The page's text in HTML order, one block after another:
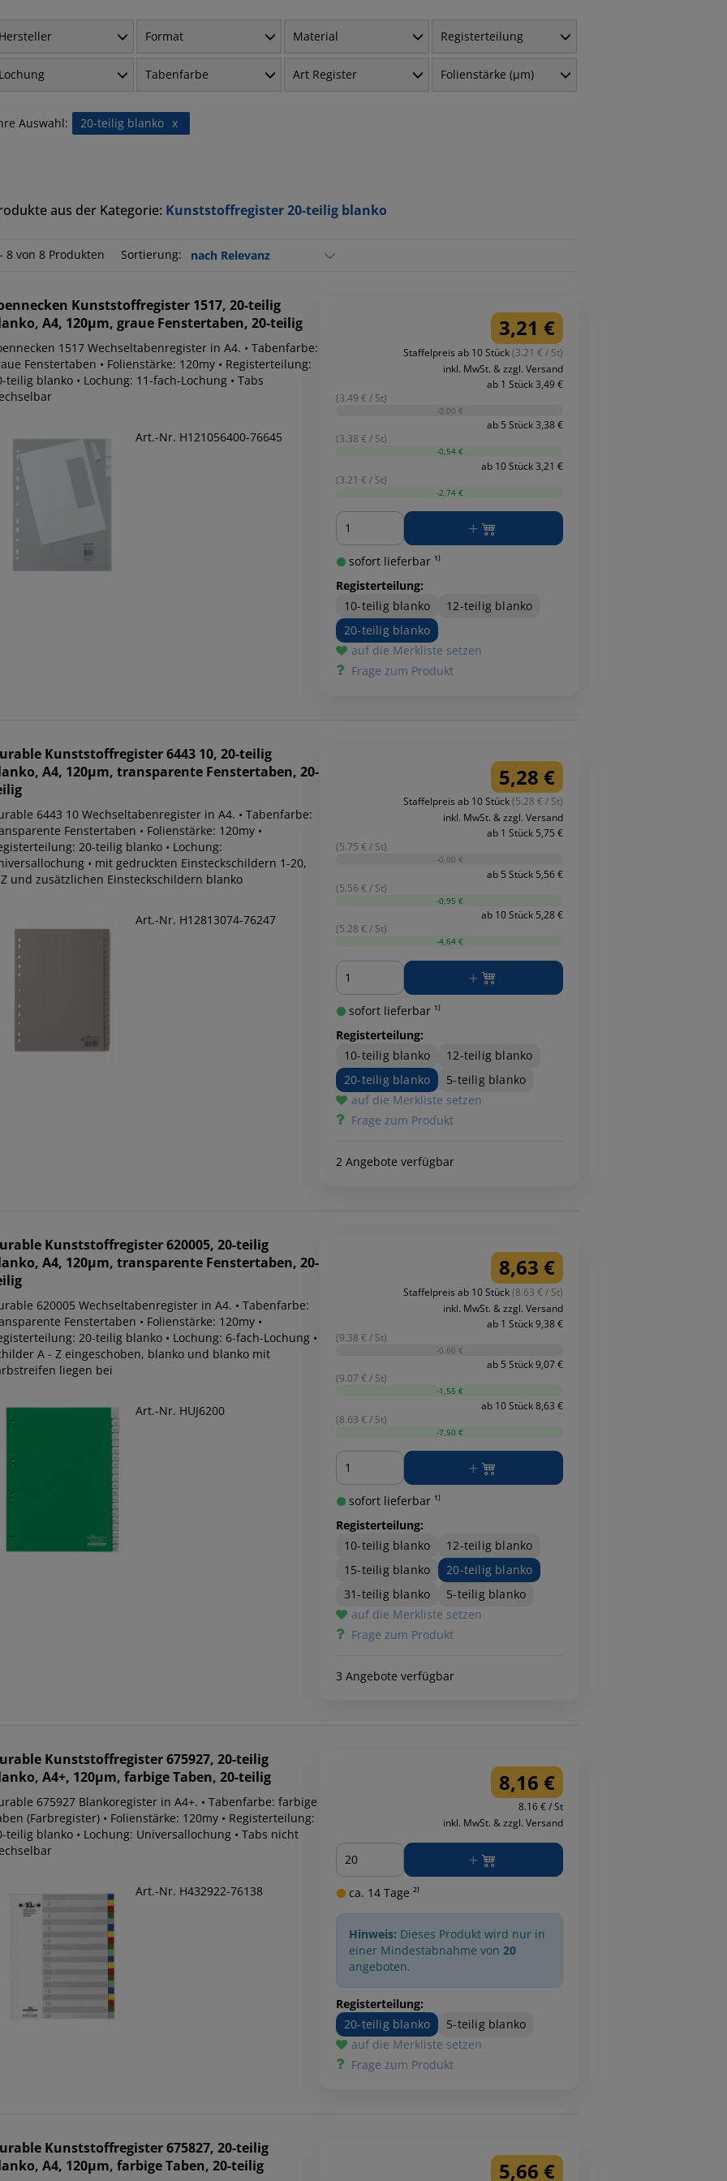
Hersteller Format Material Registerteilung
Lochung Tabenfarbe Art Register Folienstärke (µm)
Auswahl: x
20-teilig blanko
aus der Kategorie: Kunststoffregister 20-teilig blanko
8 von 8 Produkten Sortierung:
Kunststoffregister 1517, 20-teilig
A4, 120µm, graue Fenstertaben, 20-teilig
1517 Wechseltabenregister in A4. • Tabenfarbe:
Fenstertaben • Folienstärke: 120my • Registerteilung:
teilig blanko • Lochung: 11-fach-Lochung • Tabs
Art.-Nr. H121056400-76645
3,21 €
Staffelpreis ab 10 Stück(3.21 € / St)
inkl. MwSt. & zzgl. Versand
ab 1 Stück 3,49 €
(3.49 € / St)
-0,00 €
ab 5 Stück 3,38 €
(3.38 € / St)
-0,54 €
ab 10 Stück 3,21 €
(3.21 € / St)
-2,74 €
Menge
sofort lieferbar ¹⁾
Registerteilung:
10-teilig blanko
12-teilig blanko
20-teilig blanko
auf die Merkliste setzen
Frage zum Produkt
Kunststoffregister 6443 10, 20-teilig
A4, 120µm, transparente Fenstertaben, 20-
6443 10 Wechseltabenregister in A4. • Tabenfarbe:
Fenstertaben • Folienstärke: 120my •
20-teilig blanko • Lochung:
• mit gedruckten Einsteckschildern 1-20,
und zusätzlichen Einsteckschildern blanko
Art.-Nr. H12813074-76247
5,28 €
Staffelpreis ab 10 Stück(5.28 € / St)
inkl. MwSt. & zzgl. Versand
ab 1 Stück 5,75 €
(5.75 € / St)
-0,00 €
ab 5 Stück 5,56 €
(5.56 € / St)
-0,95 €
ab 10 Stück 5,28 €
(5.28 € / St)
-4,64 €
Menge
sofort lieferbar ¹⁾
Registerteilung:
10-teilig blanko
12-teilig blanko
20-teilig blanko
5-teilig blanko
auf die Merkliste setzen
Frage zum Produkt
2 Angebote verfügbar
Kunststoffregister 620005, 20-teilig
A4, 120µm, transparente Fenstertaben, 20-
620005 Wechseltabenregister in A4. • Tabenfarbe:
Fenstertaben • Folienstärke: 120my •
20-teilig blanko • Lochung: 6-fach-Lochung •
A - Z eingeschoben, blanko und blanko mit
liegen bei
Art.-Nr. HUJ6200
8,63 €
Staffelpreis ab 10 Stück(8.63 € / St)
inkl. MwSt. & zzgl. Versand
ab 1 Stück 9,38 €
(9.38 € / St)
-0,00 €
ab 5 Stück 9,07 €
(9.07 € / St)
-1,55 €
ab 10 Stück 8,63 €
(8.63 € / St)
-7,50 €
Menge
sofort lieferbar ¹⁾
Registerteilung:
10-teilig blanko
12-teilig blanko
15-teilig blanko
20-teilig blanko
31-teilig blanko
5-teilig blanko
auf die Merkliste setzen
Frage zum Produkt
3 Angebote verfügbar
Kunststoffregister 675927, 20-teilig
A4+, 120µm, farbige Taben, 20-teilig
675927 Blankoregister in A4+. • Tabenfarbe: farbige
(Farbregister) • Folienstärke: 120my • Registerteilung:
teilig blanko • Lochung: Universallochung • Tabs nicht
Art.-Nr. H432922-76138
8,16 €
8.16 € / St
inkl. MwSt. & zzgl. Versand
Menge
ca. 14 Tage ²⁾
Hinweis: Dieses Produkt wird nur in
einer Mindestabnahme von 20
angeboten.
Registerteilung:
20-teilig blanko
5-teilig blanko
auf die Merkliste setzen
Frage zum Produkt
Kunststoffregister 675827, 20-teilig
A4, 120µm, farbige Taben, 20-teilig
5,66 €